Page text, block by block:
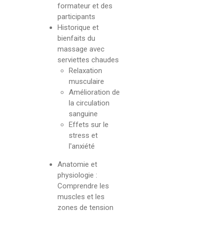
formateur et des
participants
Historique et
bienfaits du
massage avec
serviettes chaudes
Relaxation
musculaire
Amélioration de
la circulation
sanguine
Effets sur le
stress et
l'anxiété
Anatomie et
physiologie :
Comprendre les
muscles et les
zones de tension